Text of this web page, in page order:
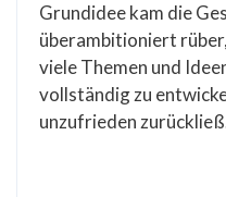
Grundidee kam die
überambitioniert
viele Themen und
vollständig zu
unzufrieden